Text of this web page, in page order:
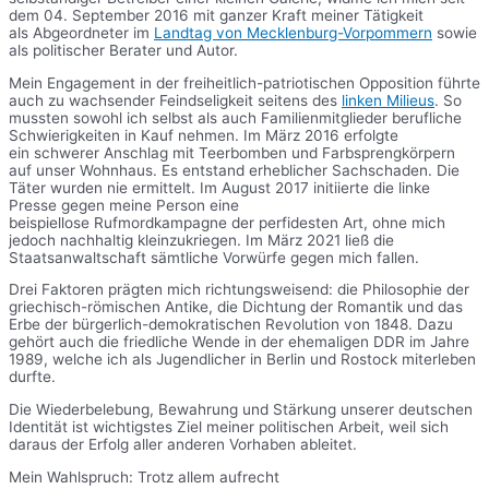
dem 04. September 2016 mit ganzer Kraft meiner Tätigkeit
als Abgeordneter im Landtag von Mecklenburg-Vorpommern sowie
als politischer Berater und Autor.
Mein Engagement in der freiheitlich-patriotischen Opposition führte
auch zu wachsender Feindseligkeit seitens des linken Milieus. So
mussten sowohl ich selbst als auch Familienmitglieder berufliche
Schwierigkeiten in Kauf nehmen. Im März 2016 erfolgte
ein schwerer Anschlag mit Teerbomben und Farbsprengkörpern
auf unser Wohnhaus. Es entstand erheblicher Sachschaden. Die
Täter wurden nie ermittelt. Im August 2017 initiierte die linke
Presse gegen meine Person eine
beispiellose Rufmordkampagne der perfidesten Art, ohne mich
jedoch nachhaltig kleinzukriegen. Im März 2021 ließ die
Staatsanwaltschaft sämtliche Vorwürfe gegen mich fallen.
Drei Faktoren prägten mich richtungsweisend: die Philosophie der
griechisch-römischen Antike, die Dichtung der Romantik und das
Erbe der bürgerlich-demokratischen Revolution von 1848. Dazu
gehört auch die friedliche Wende in der ehemaligen DDR im Jahre
1989, welche ich als Jugendlicher in Berlin und Rostock miterleben
durfte.
Die Wiederbelebung, Bewahrung und Stärkung unserer deutschen
Identität ist wichtigstes Ziel meiner politischen Arbeit, weil sich
daraus der Erfolg aller anderen Vorhaben ableitet.
Mein Wahlspruch: Trotz allem aufrecht